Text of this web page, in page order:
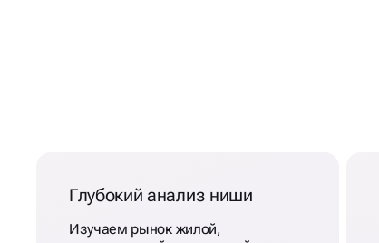
Глубокий анализ ниши
Изучаем рынок жилой,